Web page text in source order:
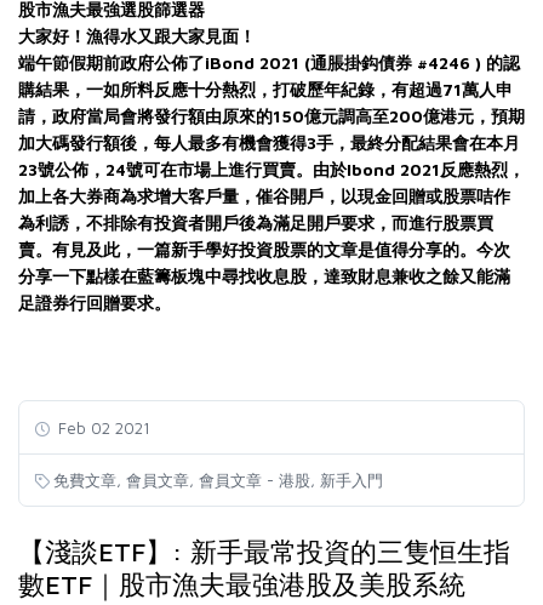
股市漁夫最強選股篩選器
大家好！漁得水又跟大家見面！
端午節假期前政府公佈了iBond 2021 (通脹掛鈎債券 #4246 ) 的認
購結果，一如所料反應十分熱烈，打破歷年紀錄，有超過71萬人申
請，政府當局會將發行額由原來的150億元調高至200億港元，預期
加大碼發行額後，每人最多有機會獲得3手，最終分配結果會在本月
23號公佈， 24號可在市場上進行買賣。由於Ibond 2021 反應熱烈，
加上各大券商為求增大客戶量，催谷開戶，以現金回贈或股票咭作
為利誘，不排除有投資者開戶後為滿足開戶要求，而進行股票買
賣。有見及此，一篇新手學好投資股票的文章是值得分享的。今次
分享一下點樣在藍籌板塊中尋找收息股，達致財息兼收之餘又能滿
足證券行回贈要求。
Feb 02 2021
免費文章 會員文章 會員文章 - 港股 新手入門
【淺談ETF】: 新手最常投資的三隻恒生指
數ETF｜股市漁夫最強港股及美股系統